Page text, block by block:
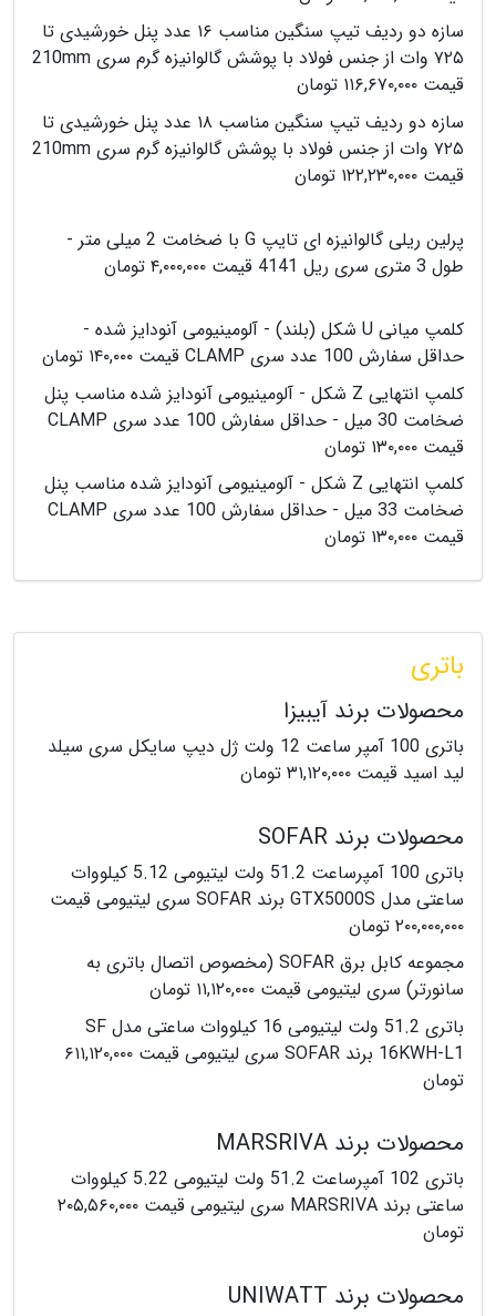
سازه دو ردیف تیپ سنگین مناسب ۱۶ عدد پنل خورشیدی تا
۷۲۵ وات از جنس فولاد با پوشش گالوانیزه گرم سری 210mm
قیمت ۱۱۶,۶۷۰,۰۰۰ تومان
سازه دو ردیف تیپ سنگین مناسب ۱۸ عدد پنل خورشیدی تا
۷۲۵ وات از جنس فولاد با پوشش گالوانیزه گرم سری 210mm
قیمت ۱۲۲,۲۳۰,۰۰۰ تومان
پرلین ریلی گالوانیزه ای تایپ G با ضخامت 2 میلی متر -
طول 3 متری سری ریل 4141 قیمت ۴,۰۰۰,۰۰۰ تومان
کلمپ میانی U شکل (بلند) - آلومینیومی آنودایز شده -
حداقل سفارش 100 عدد سری CLAMP قیمت ۱۴۰,۰۰۰ تومان
کلمپ انتهایی Z شکل - آلومینیومی آنودایز شده مناسب پنل
ضخامت 30 میل - حداقل سفارش 100 عدد سری CLAMP
قیمت ۱۳۰,۰۰۰ تومان
کلمپ انتهایی Z شکل - آلومینیومی آنودایز شده مناسب پنل
ضخامت 33 میل - حداقل سفارش 100 عدد سری CLAMP
قیمت ۱۳۰,۰۰۰ تومان
باتری
محصولات برند آیبیزا
باتری 100 آمپر ساعت 12 ولت ژل دیپ سایکل سری سیلد
لید اسید قیمت ۳۱,۱۲۰,۰۰۰ تومان
محصولات برند SOFAR
باتری 100 آمپرساعت 51.2 ولت لیتیومی 5.12 کیلووات
ساعتی مدل GTX5000S برند SOFAR سری لیتیومی قیمت
۲۰۰,۰۰۰,۰۰۰ تومان
مجموعه کابل برق SOFAR (مخصوص اتصال باتری به
سانورتر) سری لیتیومی قیمت ۱۱,۱۲۰,۰۰۰ تومان
باتری 51.2 ولت لیتیومی 16 کیلووات ساعتی مدل SF
16KWH-L1 برند SOFAR سری لیتیومی قیمت ۶۱۱,۱۲۰,۰۰۰
تومان
محصولات برند MARSRIVA
باتری 102 آمپرساعت 51.2 ولت لیتیومی 5.22 کیلووات
ساعتی برند MARSRIVA سری لیتیومی قیمت ۲۰۵,۵۶۰,۰۰۰
تومان
محصولات برند UNIWATT